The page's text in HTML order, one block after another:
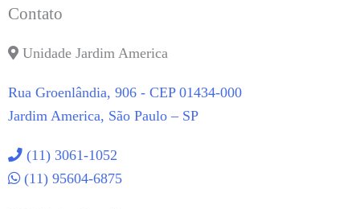
Contato
Unidade Jardim America
Rua Groenlândia, 906 - CEP 01434-000
Jardim America, São Paulo – SP
(11) 3061-1052
(11) 95604-6875